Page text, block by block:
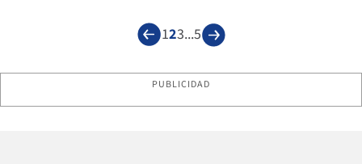
123...5
PUBLICIDAD